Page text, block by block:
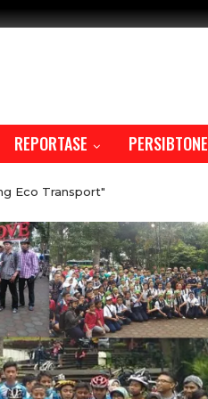
REPORTASE PERSIBTONE
Eco Transport"
REPORTASE